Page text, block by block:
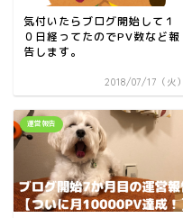
気付いたらブログ開始して１
０日経ってたのでPV数など報
告します。
2018/07/17（火）
運営報告